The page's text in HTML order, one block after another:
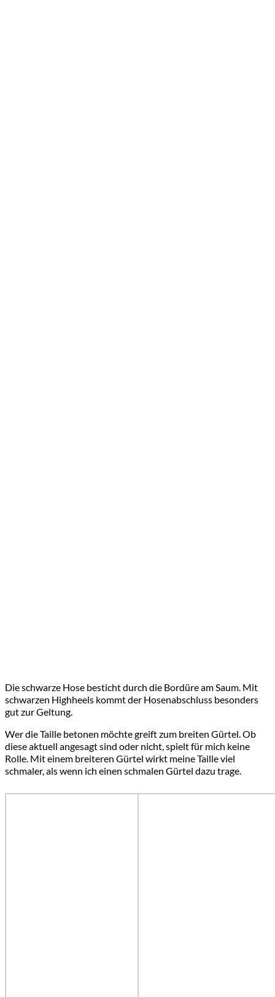
Die schwarze Hose besticht durch die Bordüre am Saum. Mit
schwarzen Highheels kommt der Hosenabschluss besonders
gut zur Geltung.
Wer die Taille betonen möchte greift zum breiten Gürtel. Ob
diese aktuell angesagt sind oder nicht, spielt für mich keine
Rolle. Mit einem breiteren Gürtel wirkt meine Taille viel
schmaler, als wenn ich einen schmalen Gürtel dazu trage.